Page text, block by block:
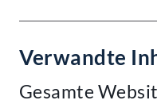
Verwandte
Gesamte